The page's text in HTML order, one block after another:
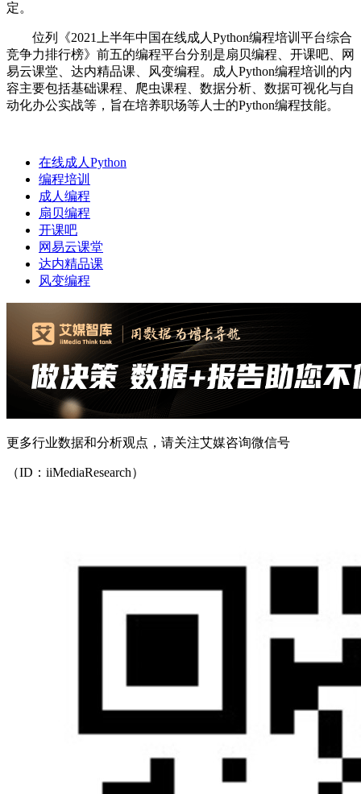
定。
位列《2021上半年中国在线成人Python编程培训平台综合
竞争力排行榜》前五的编程平台分别是扇贝编程、开课吧、网
易云课堂、达内精品课、风变编程。成人Python编程培训的内
容主要包括基础课程、爬虫课程、数据分析、数据可视化与自
动化办公实战等，旨在培养职场等人士的Python编程技能。
在线成人Python
编程培训
成人编程
扇贝编程
开课吧
网易云课堂
达内精品课
风变编程
更多行业数据和分析观点，请关注艾媒咨询微信号
（ID：iiMediaResearch）